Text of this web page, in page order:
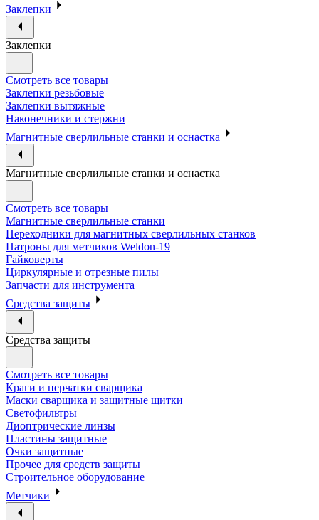
Заклепки
Заклепки
Смотреть все товары
Заклепки резьбовые
Заклепки вытяжные
Наконечники и стержни
Магнитные сверлильные станки и оснастка
Магнитные сверлильные станки и оснастка
Смотреть все товары
Магнитные сверлильные станки
Переходники для магнитных сверлильных станков
Патроны для метчиков Weldon-19
Гайковерты
Циркулярные и отрезные пилы
Запчасти для инструмента
Средства защиты
Средства защиты
Смотреть все товары
Краги и перчатки сварщика
Маски сварщика и защитные щитки
Светофильтры
Диоптрические линзы
Пластины защитные
Очки защитные
Прочее для средств защиты
Строительное оборудование
Метчики